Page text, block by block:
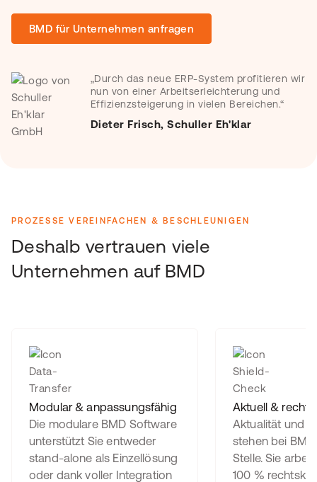
BMD für Unternehmen anfragen
„Durch das neue ERP-System profitieren wir
nun von einer Arbeitserleichterung und
Effizienzsteigerung in vielen Bereichen.“
Dieter Frisch, Schuller Eh'klar
PROZESSE VEREINFACHEN & BESCHLEUNIGEN
Deshalb vertrauen viele
Unternehmen auf BMD
Modular & anpassungsfähig
Die modulare BMD Software
unterstützt Sie entweder
stand-alone als Einzellösung
oder dank voller Integration
Aktuell &
Aktualität und
stehen bei
Stelle. Sie
100 %